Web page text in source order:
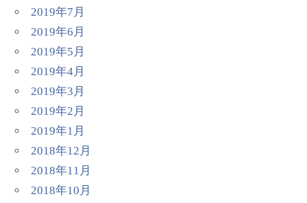
2019年7月
2019年6月
2019年5月
2019年4月
2019年3月
2019年2月
2019年1月
2018年12月
2018年11月
2018年10月